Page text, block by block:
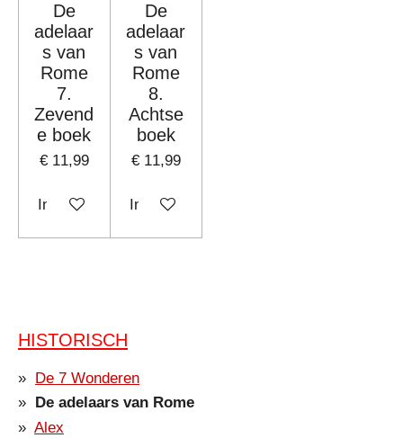
De
adelaar
s van
Rome
7.
Zevend
e boek
€ 11,99
In winkelwagen
De
adelaar
s van
Rome
8.
Achtse
boek
€ 11,99
In winkelwagen
HISTORISCH
De 7 Wonderen
De adelaars van Rome
Alex